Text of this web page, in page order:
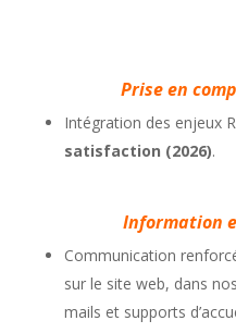
Prise en
Intégration des enjeux
satisfaction (2026).
Information
Communication
sur le site web, dans
mails et supports